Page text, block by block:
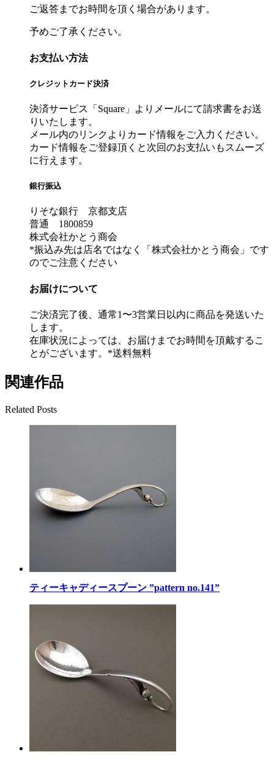
ご返答までお時間を頂く場合があります。
予めご了承ください。
お支払い方法
クレジットカード決済
決済サービス「Square」よりメールにて請求書をお送
りいたします。
メール内のリンクよりカード情報をご入力ください。
カード情報をご登録頂くと次回のお支払いもスムーズ
に行えます。
銀行振込
りそな銀行 京都支店
普通 1800859
株式会社かとう商会
*振込み先は店名ではなく「株式会社かとう商会」です
のでご注意ください
お届けについて
ご決済完了後、通常1〜3営業日以内に商品を発送いた
します。
在庫状況によっては、お届けまでお時間を頂戴するこ
とがございます。*送料無料
関連作品
Related Posts
ティーキャディースプーン ”pattern no.141”